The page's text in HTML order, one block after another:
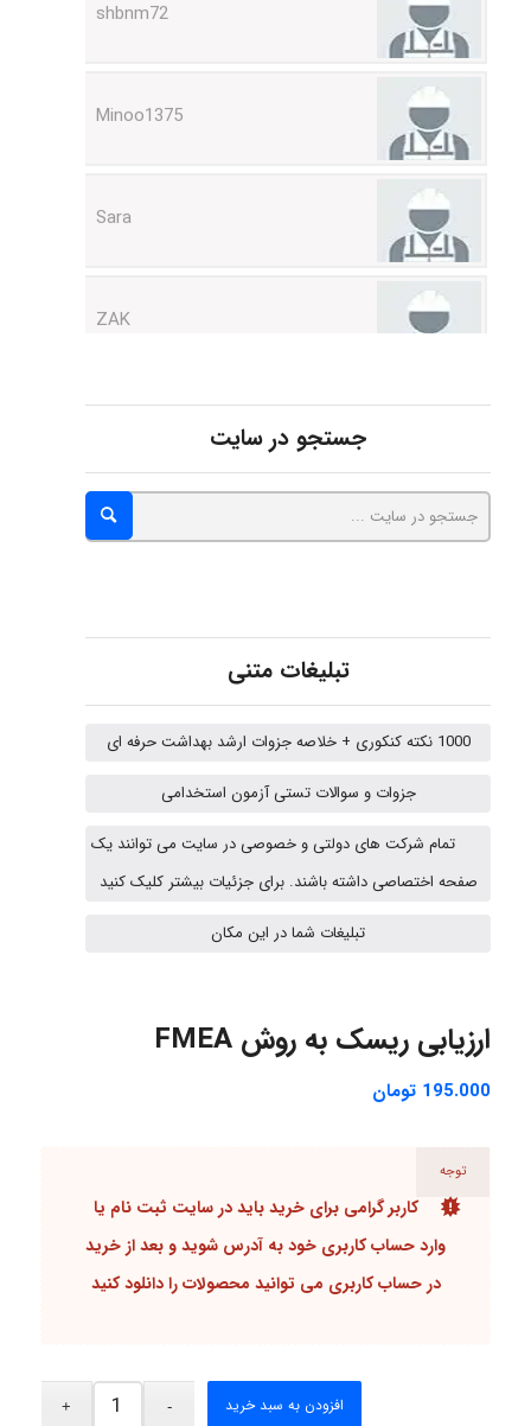
Hasan haghparast
ZAK
vali
جستجو در سایت
تبلیغات متنی
1000 نکته کنکوری + خلاصه جزوات ارشد بهداشت حرفه ای
جزوات و سوالات تستی آزمون استخدامی
تمام شرکت های دولتی و خصوصی در سایت می توانند یک
صفحه اختصاصی داشته باشند. برای جزئیات بیشتر کلیک کنید
تبلیغات شما در این مکان
ارزیابی ریسک به روش FMEA
195.000 تومان
توجه
کاربر گرامی برای خرید باید در سایت ثبت نام یا
وارد حساب کاربری خود به آدرس شوید و بعد از خرید
در حساب کاربری می توانید محصولات را دانلود کنید
افزودن به سبد خرید